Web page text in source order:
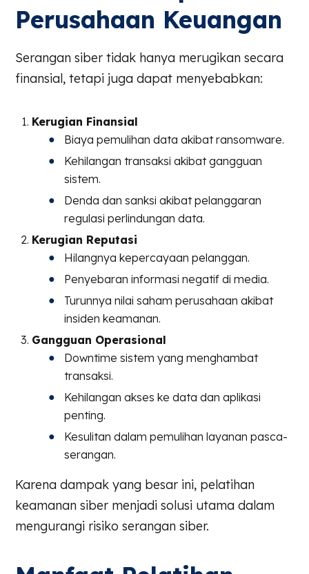
Perusahaan Keuangan
Serangan siber tidak hanya merugikan secara
finansial, tetapi juga dapat menyebabkan:
Kerugian Finansial
Biaya pemulihan data akibat ransomware.
Kehilangan transaksi akibat gangguan
sistem.
Denda dan sanksi akibat pelanggaran
regulasi perlindungan data.
Kerugian Reputasi
Hilangnya kepercayaan pelanggan.
Penyebaran informasi negatif di media.
Turunnya nilai saham perusahaan akibat
insiden keamanan.
Gangguan Operasional
Downtime sistem yang menghambat
transaksi.
Kehilangan akses ke data dan aplikasi
penting.
Kesulitan dalam pemulihan layanan pasca-
serangan.
Karena dampak yang besar ini, pelatihan
keamanan siber menjadi solusi utama dalam
mengurangi risiko serangan siber.